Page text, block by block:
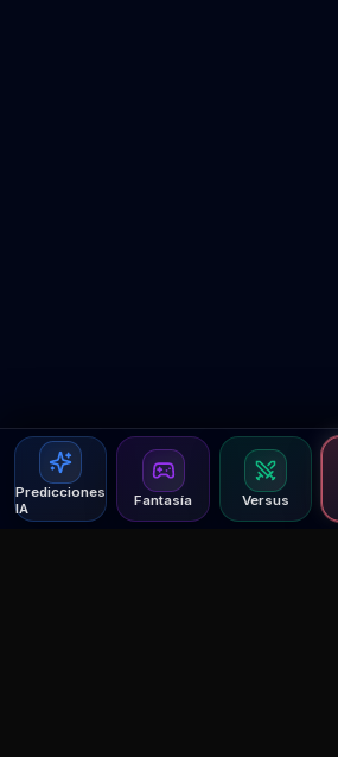
Predicciones
IA
Fantasía Versus